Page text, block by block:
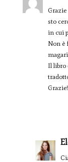
sto
in cui
Non è
Il libro